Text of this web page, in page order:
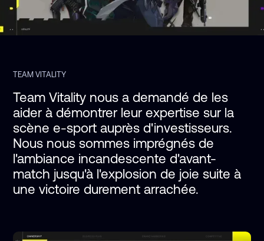
TEAM VITALITY
Team Vitality nous a demandé de les
aider à démontrer leur expertise sur la
scène e-sport auprès d'investisseurs.
Nous nous sommes imprégnés de
l'ambiance incandescente d'avant-
match jusqu'à l'explosion de joie suite à
une victoire durement arrachée.